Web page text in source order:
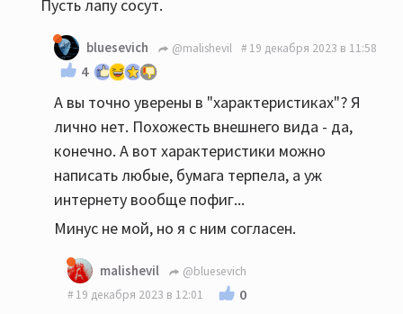
Пусть лапу сосут.
bluesevich @malishevil 19 декабря 2023 в 11:58
4
А вы точно уверены в "характеристиках"? Я
лично нет. Похожесть внешнего вида - да,
конечно. А вот характеристики можно
написать любые, бумага терпела, а уж
интернету вообще пофиг...
Минус не мой, но я с ним согласен.
malishevil
@bluesevich
19 декабря 2023 в 12:01
0